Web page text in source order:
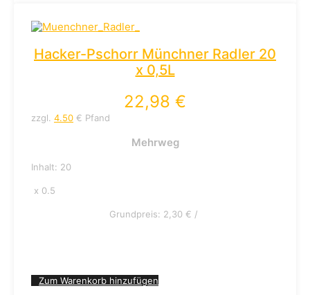
Hacker-Pschorr Münchner Radler 20
x 0,5L
22,98 €
zzgl. 4.50 € Pfand
Mehrweg
Inhalt: 20
x 0.5
Grundpreis: 2,30 € /
Zum Warenkorb hinzufügen